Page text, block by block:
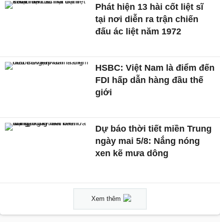
Phát hiện 13 hài cốt liệt sĩ
tại nơi diễn ra trận chiến
đấu ác liệt năm 1972
HSBC: Việt Nam là điểm đến
FDI hấp dẫn hàng đầu thế
giới
Dự báo thời tiết miền Trung
ngày mai 5/8: Nắng nóng
xen kẽ mưa dông
Xem thêm